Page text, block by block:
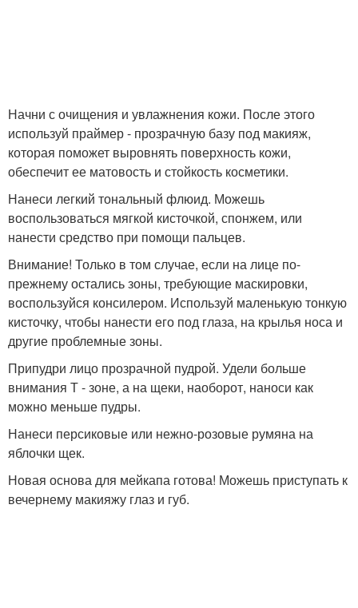
Начни с очищения и увлажнения кожи. После этого
используй праймер - прозрачную базу под макияж,
которая поможет выровнять поверхность кожи,
обеспечит ее матовость и стойкость косметики.
Нанеси легкий тональный флюид. Можешь
воспользоваться мягкой кисточкой, спонжем, или
нанести средство при помощи пальцев.
Внимание! Только в том случае, если на лице по-
прежнему остались зоны, требующие маскировки,
воспользуйся консилером. Используй маленькую тонкую
кисточку, чтобы нанести его под глаза, на крылья носа и
другие проблемные зоны.
Припудри лицо прозрачной пудрой. Удели больше
внимания Т - зоне, а на щеки, наоборот, наноси как
можно меньше пудры.
Нанеси персиковые или нежно-розовые румяна на
яблочки щек.
Новая основа для мейкапа готова! Можешь приступать к
вечернему макияжу глаз и губ.